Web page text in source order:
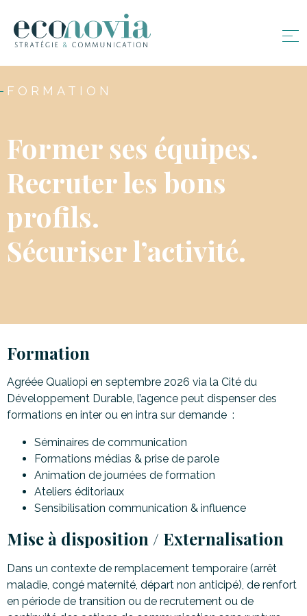
FORMATION
Former ses équipes.
Recruter les bons
profils.
Sécuriser l’activité.
Formation
Agréée Qualiopi en septembre 2026 via la Cité du
Développement Durable, l’agence peut dispenser des
formations en inter ou en intra sur demande :
Séminaires de communication
Formations médias & prise de parole
Animation de journées de formation
Ateliers éditoriaux
Sensibilisation communication & influence
Mise à disposition / Externalisation
Dans un contexte de remplacement temporaire (arrêt
maladie, congé maternité, départ non anticipé), de renfort
en période de transition ou de recrutement ou de